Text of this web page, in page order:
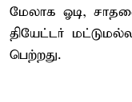
மேலாக ஓடி,
தியேட்டர்
பெற்றது.